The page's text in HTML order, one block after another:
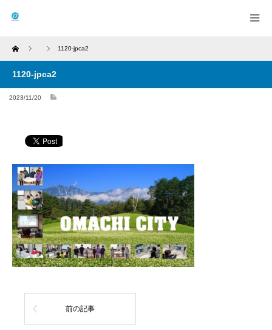
Home 1120-jpca2
1120-jpca2
2023/11/20
前の記事